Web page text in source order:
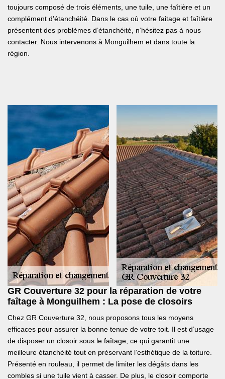
toujours composé de trois éléments, une tuile, une faîtière et un
complément d’étanchéité. Dans le cas où votre faitage et faîtière
présentent des problèmes d’étanchéité, n’hésitez pas à nous
contacter. Nous intervenons à Monguilhem et dans toute la
région.
GR Couverture 32 pour la réparation de votre
faîtage à Monguilhem : La pose de closoirs
Chez GR Couverture 32, nous proposons tous les moyens
efficaces pour assurer la bonne tenue de votre toit. Il est d’usage
de disposer un closoir sous le faîtage, ce qui garantit une
meilleure étanchéité tout en préservant l’esthétique de la toiture.
Présenté en rouleau, il permet de limiter les dégâts dans les
combles si une tuile vient à casser. De plus, le closoir comporte